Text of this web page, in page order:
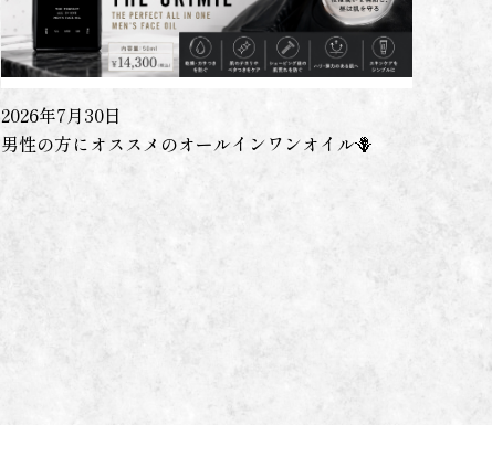
2026年7月30日
男性の方にオススメのオールインワンオイル🪻